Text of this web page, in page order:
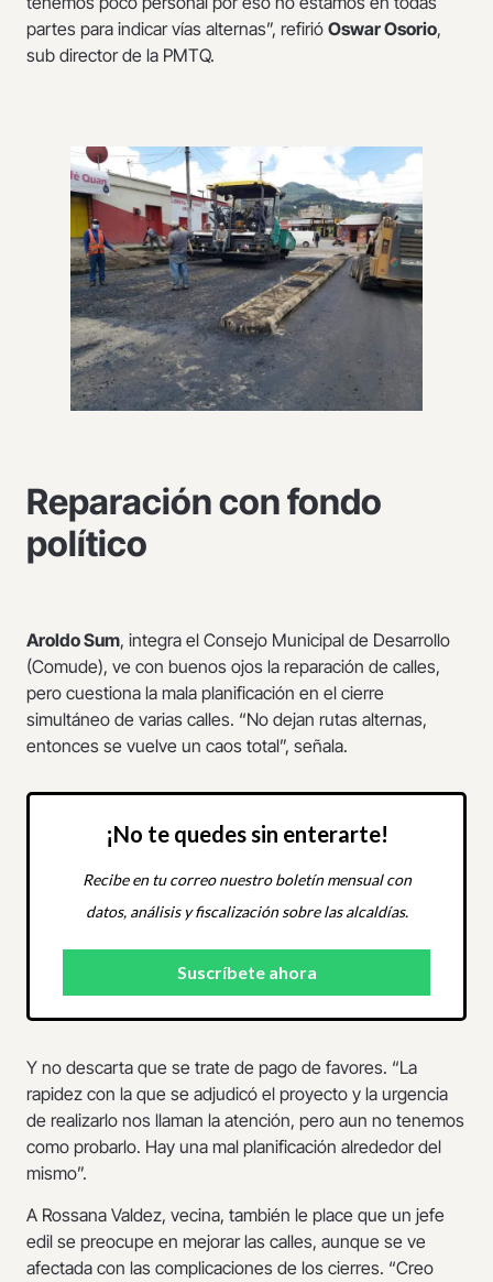
partes para indicar vías alternas”, refirió Oswar Osorio,
sub director de la PMTQ.
Reparación con fondo
político
Aroldo Sum, integra el Consejo Municipal de Desarrollo
(Comude), ve con buenos ojos la reparación de calles,
pero cuestiona la mala planificación en el cierre
simultáneo de varias calles. “No dejan rutas alternas,
entonces se vuelve un caos total”, señala.
¡No te quedes sin enterarte!
Recibe en tu correo nuestro boletín mensual con
datos, análisis y fiscalización sobre las alcaldías.
Y no descarta que se trate de pago de favores. “La
rapidez con la que se adjudicó el proyecto y la urgencia
de realizarlo nos llaman la atención, pero aun no tenemos
como probarlo. Hay una mal planificación alrededor del
mismo”.
A Rossana Valdez, vecina, también le place que un jefe
edil se preocupe en mejorar las calles, aunque se ve
afectada con las complicaciones de los cierres. “Creo